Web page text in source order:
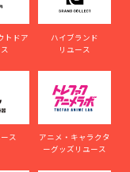
トドア
ハイブランド
リユース
ス
アニメ・キャラクタ
ーグッズリユース